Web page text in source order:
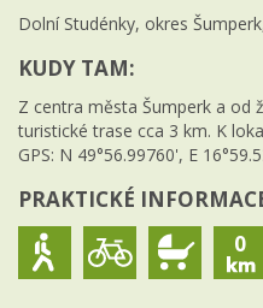
Dolní Studénky, okres
KUDY TAM:
Z centra města Šumperk a od
turistické trase cca 3 km. K
GPS: N 49°56.99760', E
PRAKTICKÉ
0